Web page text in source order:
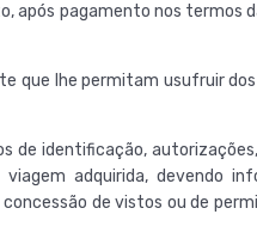
após pagamento nos termos
que lhe permitam usufruir
de identificação,
adquirida, devendo
de vistos ou de